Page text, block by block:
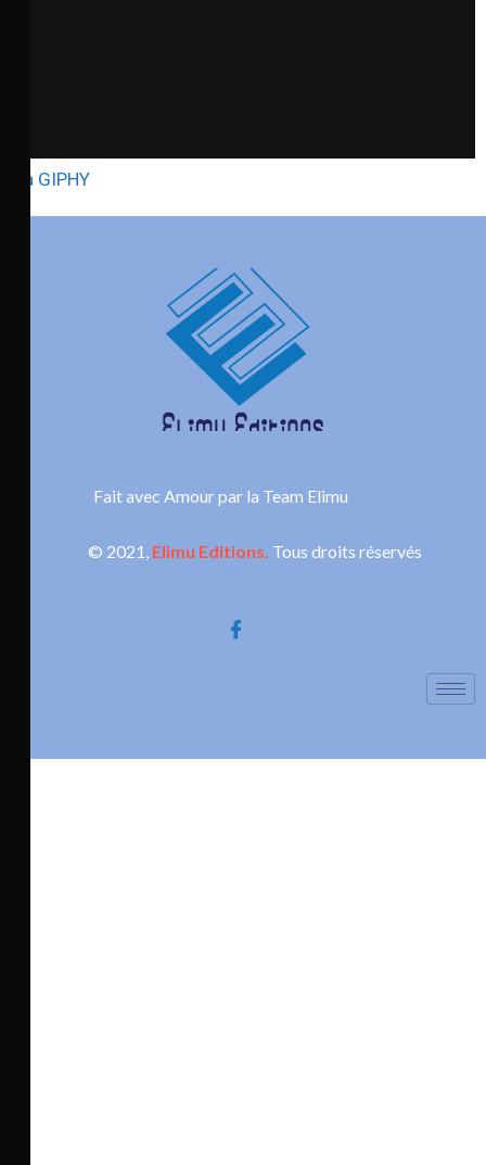
via GIPHY
Fait avec Amour par la Team Elimu
© 2021, Elimu Editions. Tous droits réservés